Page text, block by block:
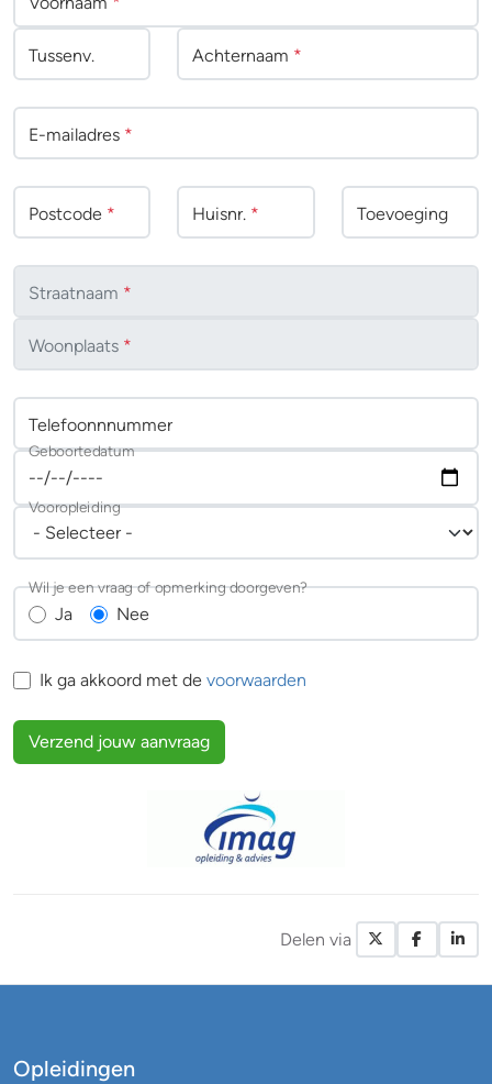
Tussenv. Achternaam *
E-mailadres *
Postcode * Huisnr. * Toevoeging
Straatnaam *
Woonplaats *
Telefoonnnummer
Geboortedatum
Vooropleiding
Ja Nee
Wil je een vraag of opmerking doorgeven?
Ik ga akkoord met de voorwaarden
Verzend jouw aanvraag
Delen via X /
Opleidingen